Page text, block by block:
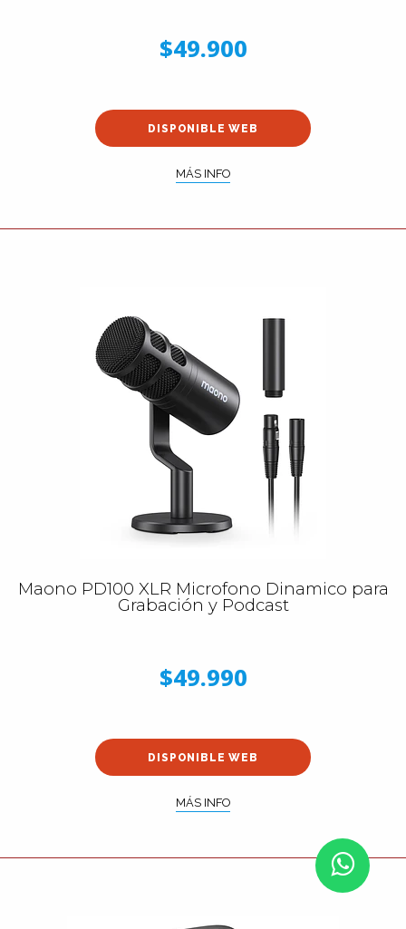
$49.900
DISPONIBLE WEB
MÁS INFO
Maono PD100 XLR Microfono Dinamico para
Grabación y Podcast
$49.990
DISPONIBLE WEB
MÁS INFO